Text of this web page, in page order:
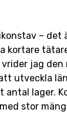
– det
jag den
utveckla
lager.
stor